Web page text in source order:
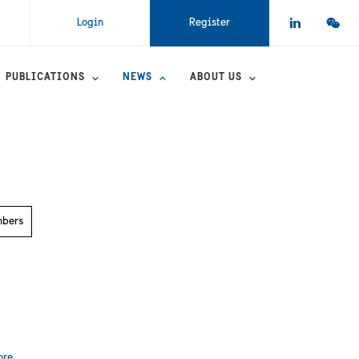
Register
Login
PUBLICATIONS NEWS ABOUT US